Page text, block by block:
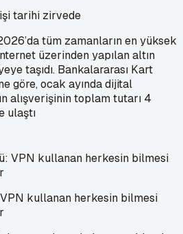
tarihi zirvede
tüm zamanların en yüksek
üzerinden yapılan altın
taşıdı. Bankalararası Kart
göre, ocak ayında dijital
alışverişinin toplam tutarı 4
ulaştı
kullanan herkesin bilmesi